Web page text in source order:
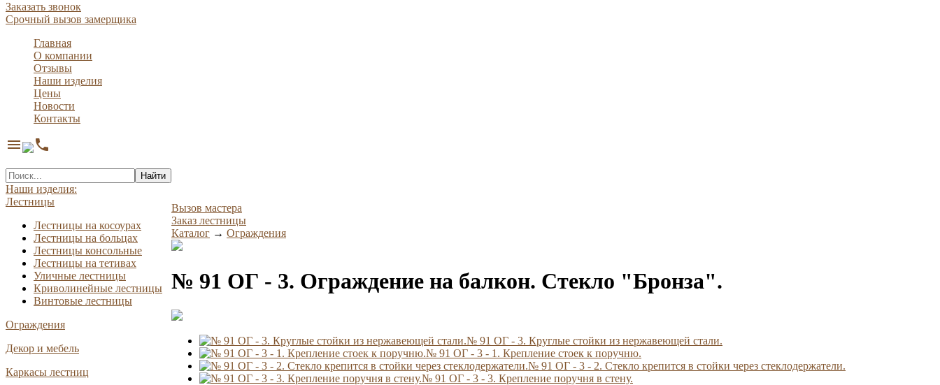
Заказать звонок
Срочный вызов замерщика
Главная
О компании
Отзывы
Наши изделия
Цены
Новости
Контакты
menu phone
Найти
Наши изделия:
Лестницы
Лестницы на косоурах
Лестницы на больцах
Лестницы консольные
Лестницы на тетивах
Уличные лестницы
Криволинейные лестницы
Винтовые лестницы
Ограждения
Декор и мебель
Каркасы лестниц
Вызов мастера
Заказ лестницы
Каталог → Ограждения
№ 91 ОГ - 3. Ограждение на балкон. Стекло "Бронза".
№ 91 ОГ - 3. Круглые стойки из нержавеющей стали.
№ 91 ОГ - 3 - 1. Крепление стоек к поручню.
№ 91 ОГ - 3 - 2. Стекло крепится в стойки через стеклодержатели.
№ 91 ОГ - 3 - 3. Крепление поручня в стену.